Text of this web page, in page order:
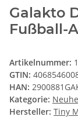
Galakto
Fußball-
Artikelnummer:
GTIN:
HAN:
Kategorie:
Hersteller: Tiny